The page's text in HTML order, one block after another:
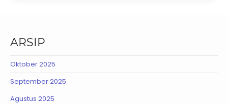
ARSIP
Oktober 2025
September 2025
Agustus 2025